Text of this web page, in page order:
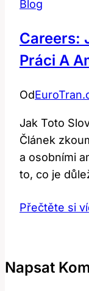
Blog
Careers:
Práci A
Od
Jak Toto
Článek
a osobními
to, co je
Přečtěte si
Napsat